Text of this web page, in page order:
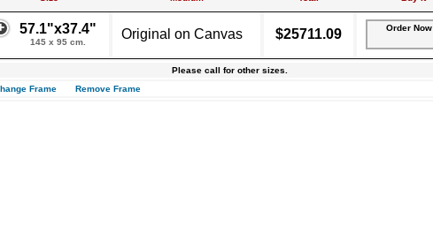
57.1"x37.4"
145 x 95 cm.
Original on Canvas $25711.09 Order Now
Please call for other sizes.
Frame
Remove Frame